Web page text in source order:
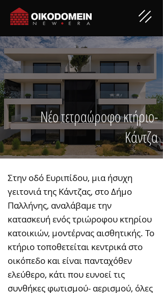
Νέο τετραώροφο κτήριο-
Κάντζα
Στην οδό Ευριπίδου, μια ήσυχη
γειτονιά της Κάντζας, στο Δήμο
Παλλήνης, αναλάβαμε την
κατασκευή ενός τριώροφου κτηρίου
κατοικιών, μοντέρνας αισθητικής. Το
κτήριο τοποθετείται κεντρικά στο
οικόπεδο και είναι πανταχόθεν
ελεύθερο, κάτι που ευνοεί τις
συνθήκες φωτισμού- αερισμού, όλες